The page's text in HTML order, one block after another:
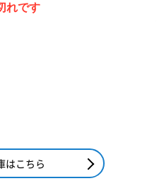
れです
はこちら